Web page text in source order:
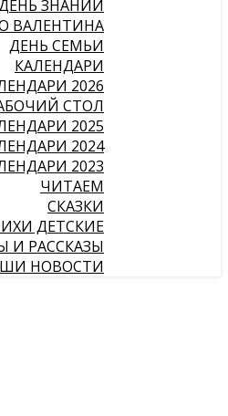
ЗНАНИЙ
ВАЛЕНТИНА
ДЕНЬ СЕМЬИ
КАЛЕНДАРИ
2026
СТОЛ
2025
2024
2023
ЧИТАЕМ
СКАЗКИ
ДЕТСКИЕ
И РАССКАЗЫ
НОВОСТИ